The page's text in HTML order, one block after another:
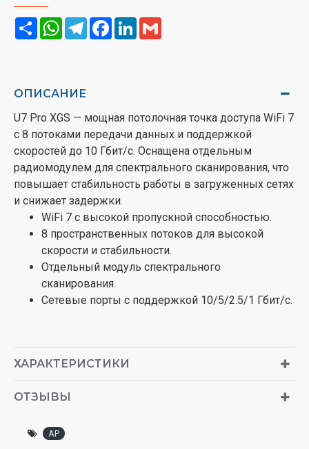
Share WhatsAppTelegramFacebook
LinkedIn
ОПИСАНИЕ
U7 Pro XGS — мощная потолочная точка доступа WiFi 7
с 8 потоками передачи данных и поддержкой
скоростей до 10 Гбит/с. Оснащена отдельным
радиомодулем для спектрального сканирования, что
повышает стабильность работы в загруженных сетях
и снижает задержки.
WiFi 7 с высокой пропускной способностью.
8 пространственных потоков для высокой
скорости и стабильности.
Отдельный модуль спектрального
сканирования.
Сетевые порты с поддержкой 10/5/2.5/1 Гбит/с.
ХАРАКТЕРИСТИКИ
ОТЗЫВЫ
AP